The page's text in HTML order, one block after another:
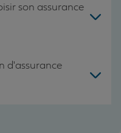
son assurance
d'assurance